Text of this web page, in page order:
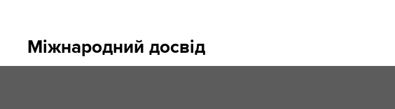
Міжнародний досвід